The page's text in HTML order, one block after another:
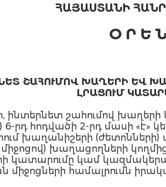
ՀԱՅԱՍՏԱՆԻ
Օ Ր Ե
ՇԱՀՈՒՄՈՎ ԽԱՂԵՐԻ ԵՎ
ԼՐԱՑՈՒՄ
ինտերնետ շահումով
6-րդ հոդվածի 2-րդ մասի «է»
խաղանիշերի
խաղացողների
կատարումը կամ
համալրումն